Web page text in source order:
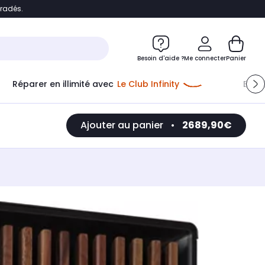
Accéder directement au chatbot
Besoin d'aide ?Me connecterPanier
Réparer en illimité avec Le Club Infinity
Ajouter au panier • 2689,90€